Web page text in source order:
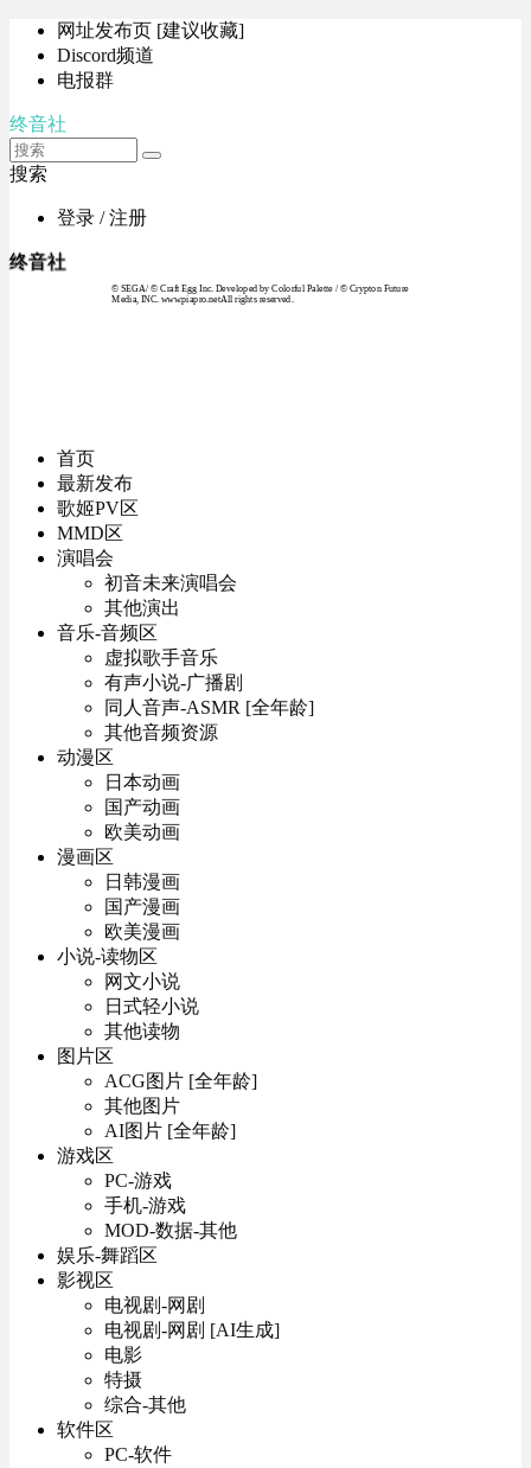
网址发布页 [建议收藏]
Discord频道
电报群
终音社
搜索
登录 / 注册
终音社
© SEGA / © Craft Egg Inc. Developed by Colorful Palette / © Crypton Future
Media, INC. www.piapro.netAll rights reserved.
首页
最新发布
歌姬PV区
MMD区
演唱会
初音未来演唱会
其他演出
音乐-音频区
虚拟歌手音乐
有声小说-广播剧
同人音声-ASMR [全年龄]
其他音频资源
动漫区
日本动画
国产动画
欧美动画
漫画区
日韩漫画
国产漫画
欧美漫画
小说-读物区
网文小说
日式轻小说
其他读物
图片区
ACG图片 [全年龄]
其他图片
AI图片 [全年龄]
游戏区
PC-游戏
手机-游戏
MOD-数据-其他
娱乐-舞蹈区
影视区
电视剧-网剧
电视剧-网剧 [AI生成]
电影
特摄
综合-其他
软件区
PC-软件